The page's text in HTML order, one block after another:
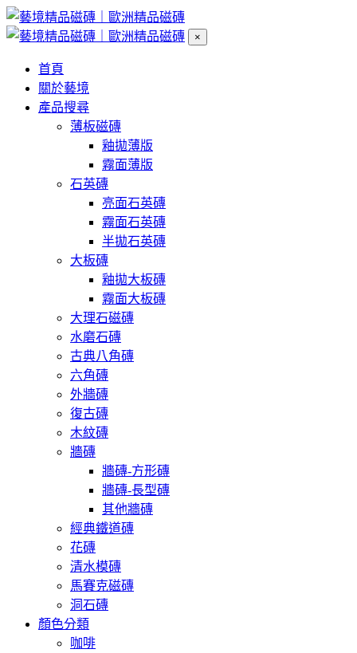
×
首頁
關於藝境
產品搜尋
薄板磁磚
釉拋薄版
霧面薄版
石英磚
亮面石英磚
霧面石英磚
半拋石英磚
大板磚
釉拋大板磚
霧面大板磚
大理石磁磚
水磨石磚
古典八角磚
六角磚
外牆磚
復古磚
木紋磚
牆磚
牆磚-方形磚
牆磚-長型磚
其他牆磚
經典鐵道磚
花磚
清水模磚
馬賽克磁磚
洞石磚
顏色分類
咖啡